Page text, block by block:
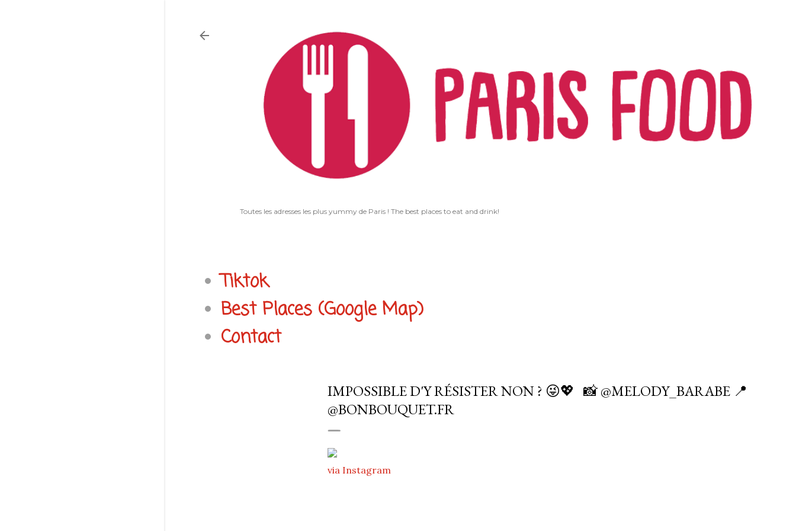
Toutes les adresses les plus yummy de Paris ! The best places to eat and drink!
Tiktok
Best Places (Google Map)
Contact
IMPOSSIBLE D'Y RÉSISTER NON ? 😜💖 ⁠ ⁣⁠ 📸 @MELODY_BARABE⁣⁠ ⁣📍
@BONBOUQUET.FR
via Instagram